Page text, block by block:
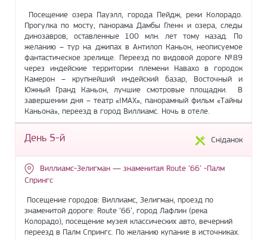
Посещение озера Пауэлл, города Пейдж, реки Колорадо.
Прогулка по мосту, панорама Дамбы Гленн и озера, следы
динозавров, оставленные 100 млн. лет тому назад. По
желанию – тур на джипах в Антилоп Каньон, неописуемое
фантастическое зрелище. Переезд по видовой дороге №89
через индейские территории племени Навахо в городок
Камерон – крупнейший индейский базар, Восточный и
Южный Гранд Каньон, лучшие смотровые площадки. В
завершении дня – театр «IMAX», панорамный фильм «Тайны
Каньона», переезд в город Виллиамс. Ночь в отеле.
День 5-й Сніданок
Виллиамс-Зелигман — знаменитая Route ‘66’ -Палм
Спрингс
Посещение городов: Виллиамс, Зелигман, проезд по
знаменитой дороге: Route ‘66’, город Лафлин (река
Колорадо), посещение музея классических авто, вечерний
переезд в Палм Спрингс. По желанию купание в источниках.